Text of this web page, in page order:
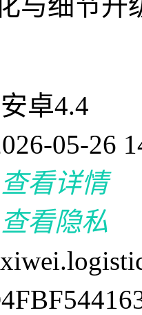
卓4.4
05-26
查看详情
查看隐私